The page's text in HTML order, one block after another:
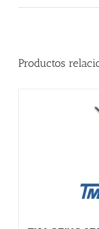
Productos